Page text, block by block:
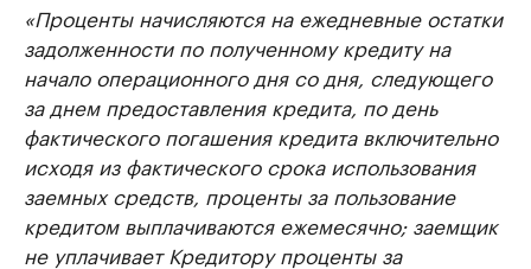
«Проценты начисляются на ежедневные остатки
задолженности по полученному кредиту на
начало операционного дня со дня, следующего
за днем предоставления кредита, по день
фактического погашения кредита включительно
исходя из фактического срока использования
заемных средств, проценты за пользование
кредитом выплачиваются ежемесячно; заемщик
не уплачивает Кредитору проценты за